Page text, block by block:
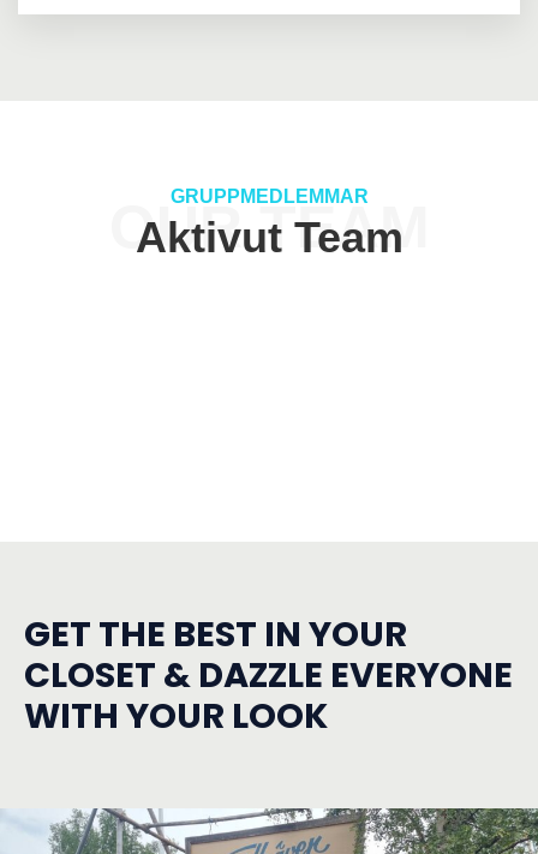
GRUPPMEDLEMMAR
Aktivut Team
OUR TEAM
GET THE BEST IN YOUR
CLOSET & DAZZLE EVERYONE
WITH YOUR LOOK